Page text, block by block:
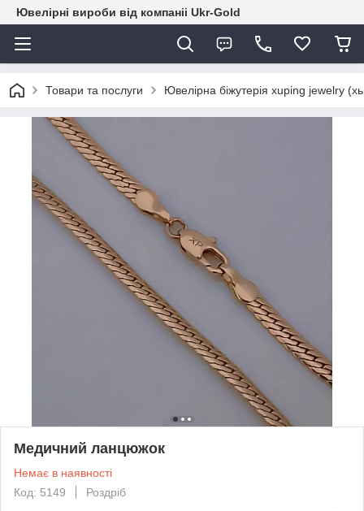
Ювелірні вироби від компаніі Ukr-Gold
Товари та послуги Ювелірна біжутерія xuping jewelry
Медичний ланцюжок
Немає в наявності
Код: 5149
Роздріб